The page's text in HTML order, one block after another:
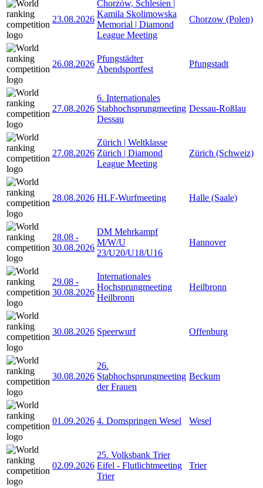
23.08.2026
Chorzów, Schlesien |
Kamila Skolimowska
Memorial | Diamond
League Meeting
Chorzow (Polen)
26.08.2026
Pfungstädter
Abendsportfest
Pfungstadt
27.08.2026
6. Internationales
Stabhochsprungmeeting
Dessau
Dessau-Roßlau
27.08.2026
Zürich | Weltklasse
Zürich | Diamond
League Meeting
Zürich (Schweiz)
28.08.2026 HLF-Wurfmeeting Halle (Saale)
28.08 -
30.08.2026
DM Mehrkampf
M/W/U
23/U20/U18/U16
Hannover
29.08 -
30.08.2026
Internationales
Hochsprungmeeting
Heilbronn
Heilbronn
30.08.2026 Speerwurf Offenburg
30.08.2026
26.
Stabhochsprungmeeting
der Frauen
Beckum
01.09.2026 4. Domspringen Wesel Wesel
02.09.2026
25. Volksbank Trier
Eifel - Flutlichtmeeting
Trier
Trier